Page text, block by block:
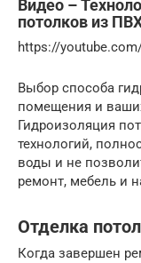
Видео –
потолков из
https://
Выбор способа
помещения и
Гидроизоляция
технологий,
воды и не
ремонт, мебель и
Отделка
Когда завершен